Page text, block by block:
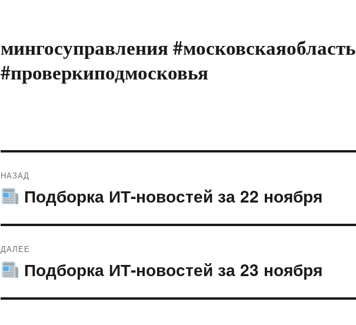
мингосуправления #московскаяобласть
#проверкиподмосковья
по
НАЗАД
Предыдущая
Подборка ИТ-новостей за 22 ноября
ДАЛЕЕ
Следующая
Подборка ИТ-новостей за 23 ноября